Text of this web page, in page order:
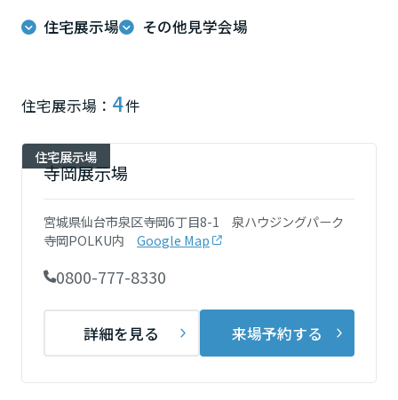
インテリア
住まいづくりガイド
分譲住宅（建売・土地）検索
賃貸住宅
店舗・各種施設
土地活用モデルルーム見学
法人のお客さま
医療・介護・子育て・障がい福祉施設
戸建て・マンション
リフォームメニュー
事業用リノベーション
ホテル・旅館リフォーム
まちづくり
複合開発事業（ASMACI-アスマチ-）
再開発・官民連携事業
分譲マンション開発事業
収益不動産・投資開発事業
建築再生事業
事業用売買
オーナーサポート
サポートメニュー
保証制度
アフターメンテナンス
ミサワリフォーム
ご相談窓口
企業・IR情報
ニュース
MISAWAについて
ミサワホームグループ
IR情報
展示場・イベント情報
カタログ請求
住まいのご相談
住宅展示場 その他見学会場
住宅展示場： 4件
住宅展示場
寺岡展示場
宮城県仙台市泉区寺岡6丁目8-1 泉ハウジングパーク
寺岡POLKU内
Google Map
0800-777-8330
詳細を見る 来場予約する
青森県
岩手県
宮城県